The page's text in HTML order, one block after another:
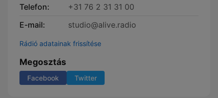
Telefon:
+31 76 2 31 31 00
E-mail:
studio@alive.radio
Rádió adatainak frissítése
Megosztás
Facebook Twitter